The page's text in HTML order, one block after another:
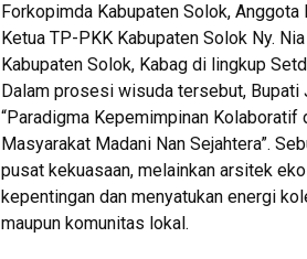
Forkopimda Kabupaten Solok,
Ketua TP-PKK Kabupaten Solok Ny.
Kabupaten Solok, Kabag di lingkup
Dalam prosesi wisuda tersebut, Bupati
“Paradigma Kepemimpinan
Masyarakat Madani Nan Sejahtera”.
pusat kekuasaan, melainkan arsitek
kepentingan dan menyatukan energi
maupun komunitas lokal.